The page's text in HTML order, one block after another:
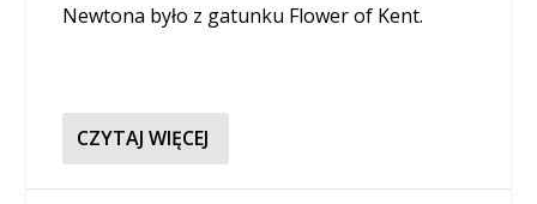
Newtona było z gatunku Flower of Kent.
CZYTAJ WIĘCEJ